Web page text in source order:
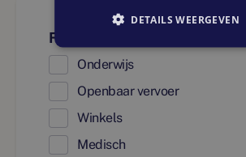
Faciliteiten
Onderwijs
Openbaar vervoer
Winkels
Medisch
DETAILS WEERGEVEN